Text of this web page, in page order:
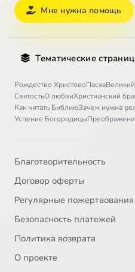
Мне нужна помощь
Тематические
Рождество ХристовоПасха
СвятостьО любвиХристианский
Как читать БиблиюЗачем нужна
Успение Богородицы
Благотворительность
Договор оферты
Регулярные пожертвования
Безопасность платежей
Политика возврата
О проекте